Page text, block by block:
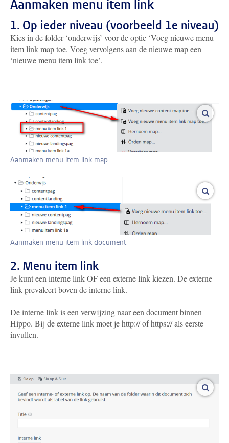
Aanmaken menu item link
1. Op ieder niveau (voorbeeld 1e niveau)
Kies in de folder ‘onderwijs’ voor de optie ‘Voeg nieuwe menu
item link map toe. Voeg vervolgens aan de nieuwe map een
‘nieuwe menu item link toe’.
Aanmaken menu item link map
Aanmaken menu item link document
2. Menu item link
Je kunt een interne link OF een externe link kiezen. De externe
link prevaleert boven de interne link.
De interne link is een verwijzing naar een document binnen
Hippo. Bij de externe link moet je http:// of https:// als eerste
invullen.